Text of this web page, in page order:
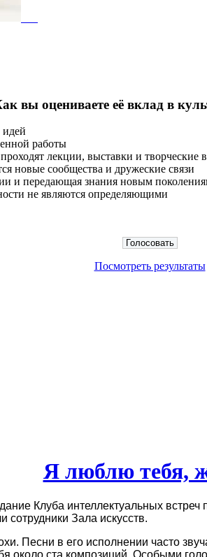
вы оцениваете её вклад в
идей
работы
лекции, выставки и творческие
новые сообщества и дружеские связи
и передающая знания новым
не являются определяющими
Посмотреть результаты
Я люблю тебя,
Клуба интеллектуальных
Зала искусств.
Песни в его исполнении часто
около ста композиций. Особыми